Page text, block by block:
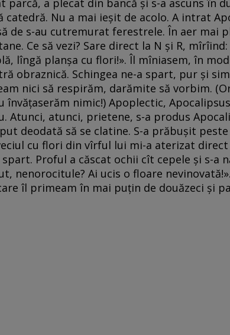
parcă, a plecat din bancă și s-a ascuns în
catedră. Nu a mai ieșit de acolo. A intrat
de s-au cutremurat ferestrele. În aer mai
Ce să vezi? Sare direct la N și R,
lîngă planșa cu flori!». Îl mîniasem, în
obraznică. Schingea ne-a spart, pur și
nici să respirăm, darămite să vorbim.
învățaserăm nimic!) Apoplectic,
Atunci, atunci, prietene, s-a produs
deodată să se clatine. S-a prăbușit
cu flori din vîrful lui mi-a aterizat direct
Proful a căscat ochii cît cepele și s-a
nenorocitule? Ai ucis o floare
îl primeam în mai puțin de douăzeci și